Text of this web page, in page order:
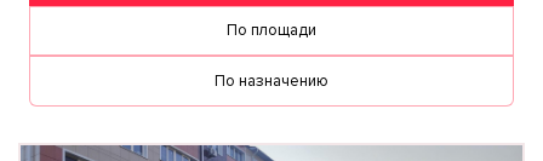
По площади
По назначению